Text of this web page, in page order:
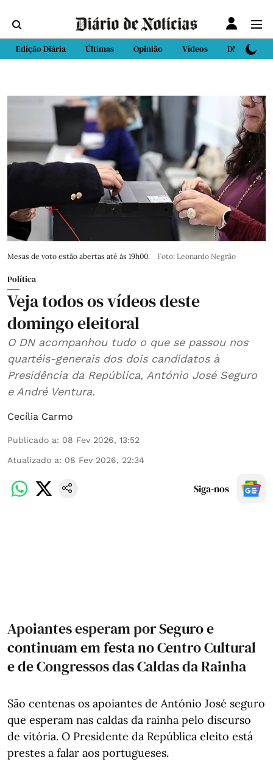
Edição Diária Últimas Opinião Vídeos DN Sport
Mesas de voto estão abertas até às 19h00. Foto: Leonardo Negrão
Política
Veja todos os vídeos deste
domingo eleitoral
O DN acompanhou tudo o que se passou nos
quartéis-generais dos dois candidatos à
Presidência da República, António José Seguro
e André Ventura.
Cecília Carmo
Publicado a: 08 Fev 2026, 13:52
Atualizado a: 08 Fev 2026, 22:34
Siga-nos
Apoiantes esperam por Seguro e
continuam em festa no Centro Cultural
e de Congressos das Caldas da Rainha
São centenas os apoiantes de António José seguro
que esperam nas caldas da rainha pelo discurso
de vitória. O Presidente da República eleito está
prestes a falar aos portugueses.